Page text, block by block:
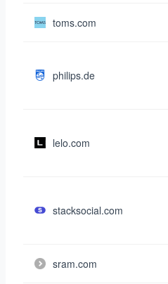
toms.com
philips.de
lelo.com
stacksocial.com
sram.com